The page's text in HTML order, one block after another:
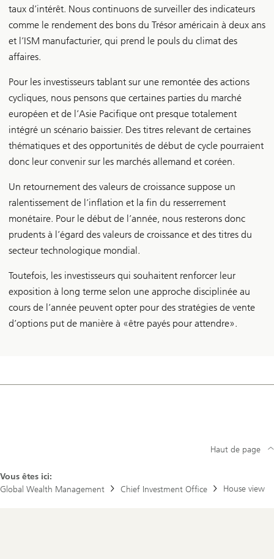
taux d’intérêt. Nous continuons de surveiller des indicateurs
comme le rendement des bons du Trésor américain à deux ans
et l’ISM manufacturier, qui prend le pouls du climat des
affaires.
Pour les investisseurs tablant sur une remontée des actions
cycliques, nous pensons que certaines parties du marché
européen et de l’Asie Pacifique ont presque totalement
intégré un scénario baissier. Des titres relevant de certaines
thématiques et des opportunités de début de cycle pourraient
donc leur convenir sur les marchés allemand et coréen.
Un retournement des valeurs de croissance suppose un
ralentissement de l’inflation et la fin du resserrement
monétaire. Pour le début de l’année, nous resterons donc
prudents à l’égard des valeurs de croissance et des titres du
secteur technologique mondial.
Toutefois, les investisseurs qui souhaitent renforcer leur
exposition à long terme selon une approche disciplinée au
cours de l’année peuvent opter pour des stratégies de vente
d’options put de manière à «être payés pour attendre».
Vous êtes ici:
Global Wealth Management
Chief Investment Office House view
Haut de page